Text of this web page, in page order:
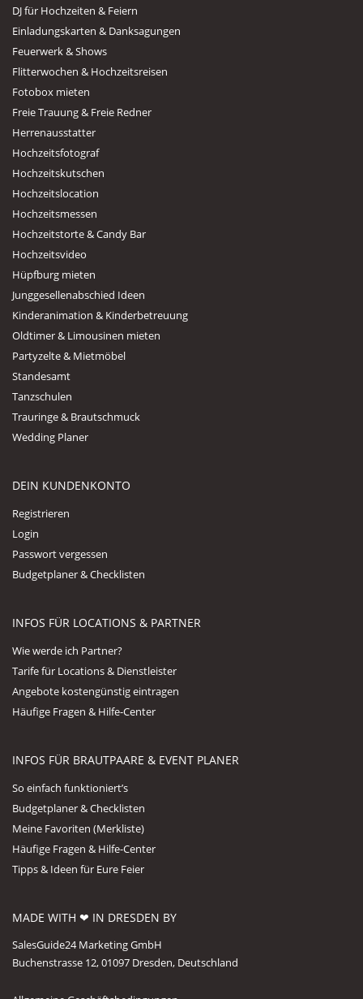
DJ für Hochzeiten & Feiern
Einladungskarten & Danksagungen
Feuerwerk & Shows
Flitterwochen & Hochzeitsreisen
Fotobox mieten
Freie Trauung & Freie Redner
Herrenausstatter
Hochzeitsfotograf
Hochzeitskutschen
Hochzeitslocation
Hochzeitsmessen
Hochzeitstorte & Candy Bar
Hochzeitsvideo
Hüpfburg mieten
Junggesellenabschied Ideen
Kinderanimation & Kinderbetreuung
Oldtimer & Limousinen mieten
Partyzelte & Mietmöbel
Standesamt
Tanzschulen
Trauringe & Brautschmuck
Wedding Planer
DEIN KUNDENKONTO
Registrieren
Login
Passwort vergessen
Budgetplaner & Checklisten
INFOS FÜR LOCATIONS & PARTNER
Wie werde ich Partner?
Tarife für Locations & Dienstleister
Angebote kostengünstig eintragen
Häufige Fragen & Hilfe-Center
INFOS FÜR BRAUTPAARE & EVENT PLANER
So einfach funktioniert’s
Budgetplaner & Checklisten
Meine Favoriten (Merkliste)
Häufige Fragen & Hilfe-Center
Tipps & Ideen für Eure Feier
MADE WITH ❤ IN DRESDEN BY
SalesGuide24 Marketing GmbH
Buchenstrasse 12, 01097 Dresden, Deutschland